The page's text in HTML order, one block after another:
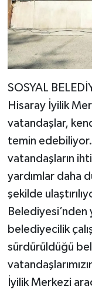
SOSYAL
Hisaray İyilik
vatandaşlar,
temin
vatandaşların
yardımlar daha
şekilde
Belediyesi’nden
belediyecilik
sürdürüldüğü
İyilik Merkezi